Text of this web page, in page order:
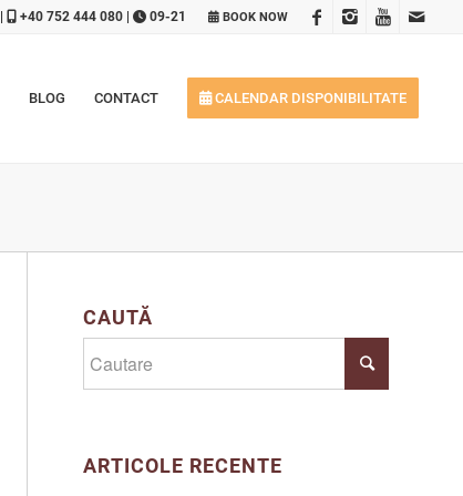
BOOK NOW
+40 752 444 080 | 09-21
BLOG CONTACT CALENDAR DISPONIBILITATE
CAUTĂ
ARTICOLE RECENTE